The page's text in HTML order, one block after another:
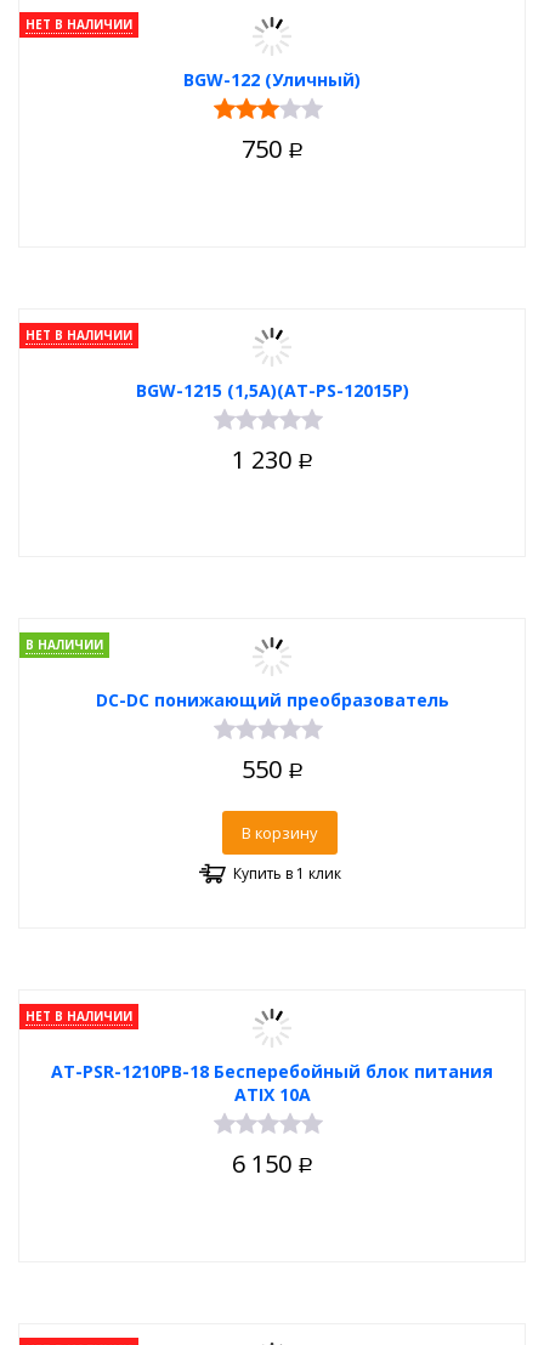
BGW-122 (Уличный)
НЕТ В НАЛИЧИИ
750 Р
BGW-1215 (1,5А)(AT-PS-12015Р)
НЕТ В НАЛИЧИИ
1 230 Р
DC-DC понижающий преобразователь
В НАЛИЧИИ
550 Р
В корзину
Купить в 1 клик
AT-PSR-1210PB-18 Бесперебойный блок питания
ATIX 10А
НЕТ В НАЛИЧИИ
6 150 Р